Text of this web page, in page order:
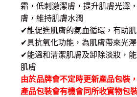
$ 100.00
霜，低刺激潔膚，提升肌膚光澤
膚，維持肌膚水潤
✔能促進肌膚的氣血循環，有助
✔具抗氧化功能，為肌膚帶來光澤
✔能溫和清潔肌膚及卸除淡妝，
肌膚
由於品牌會不定時更新產品包裝
產品包裝會有機會同所收實物包